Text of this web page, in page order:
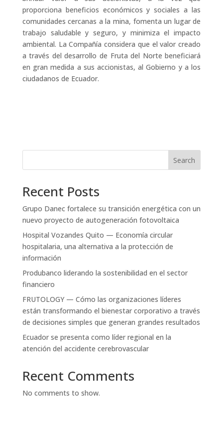
proporciona beneficios económicos y sociales a las
comunidades cercanas a la mina, fomenta un lugar de
trabajo saludable y seguro, y minimiza el impacto
ambiental. La Compañía considera que el valor creado
a través del desarrollo de Fruta del Norte beneficiará
en gran medida a sus accionistas, al Gobierno y a los
ciudadanos de Ecuador.
Search
Recent Posts
Grupo Danec fortalece su transición energética con un
nuevo proyecto de autogeneración fotovoltaica
Hospital Vozandes Quito — Economía circular
hospitalaria, una alternativa a la protección de
información
Produbanco liderando la sostenibilidad en el sector
financiero
FRUTOLOGY — Cómo las organizaciones líderes
están transformando el bienestar corporativo a través
de decisiones simples que generan grandes resultados
Ecuador se presenta como líder regional en la
atención del accidente cerebrovascular
Recent Comments
No comments to show.